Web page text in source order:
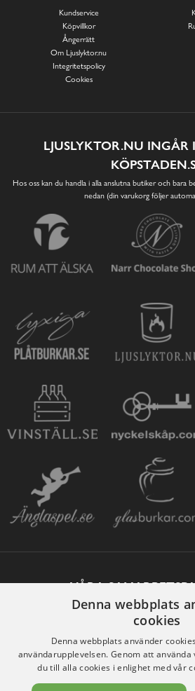
Kundservice
Köpvillkor
Ångerrätt
Om Ljuslyktor.nu
Integritetspolicy
Cookies
LJUSLYKTOR.NU INGÅR
Hos oss kan du handla i alla anslutna butiker och bara
nedan (din varukorg följer
VÅRA
Denna webbplats
cookies
Denna webbplats använder
användarupplevelsen. Genom att
du till alla cookies i enlighet med vår